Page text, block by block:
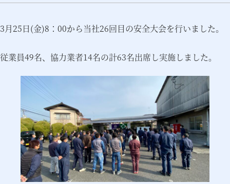
3月25日(金)8：00から当社26回目の安全大会を行いました。
従業員49名、協力業者14名の計63名出席し実施しました。